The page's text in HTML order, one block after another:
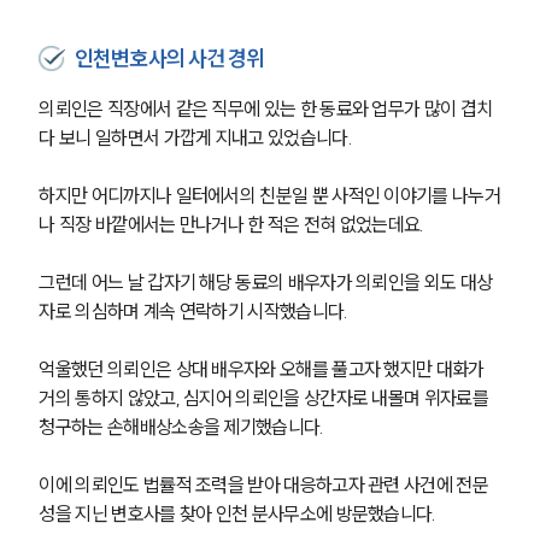
인천변호사의 사건 경위
의뢰인은 직장에서 같은 직무에 있는 한 동료와 업무가 많이 겹치
다 보니 일하면서 가깝게 지내고 있었습니다.
하지만 어디까지나 일터에서의 친분일 뿐 사적인 이야기를 나누거
나 직장 바깥에서는 만나거나 한 적은 전혀 없었는데요.
그런데 어느 날 갑자기 해당 동료의 배우자가 의뢰인을 외도 대상
자로 의심하며 계속 연락하기 시작했습니다.
억울했던 의뢰인은 상대 배우자와 오해를 풀고자 했지만 대화가
거의 통하지 않았고, 심지어 의뢰인을 상간자로 내몰며 위자료를
청구하는 손해배상소송을 제기했습니다.
이에 의뢰인도 법률적 조력을 받아 대응하고자 관련 사건에 전문
성을 지닌 변호사를 찾아 인천 분사무소에 방문했습니다.